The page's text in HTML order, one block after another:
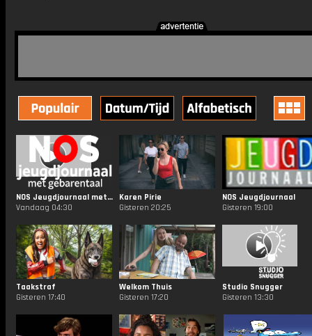
NOS Jeugdjournaal met Gebarentaal
Vandaag 04:30
Karen Pirie
Gisteren 20:25
NOS Jeugdjournaal
Gisteren 19:00
Taakstraf
Gisteren 17:40
Welkom Thuis
Gisteren 17:20
Studio Snugger
Gisteren 13:30